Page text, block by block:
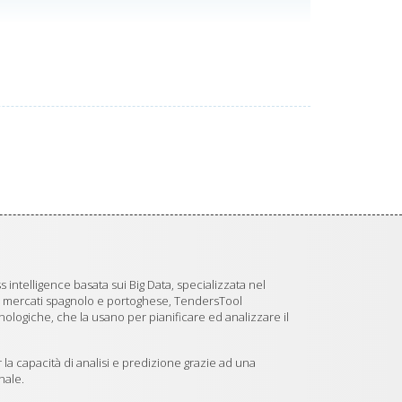
basata sui Big Data, specializzata nel
spagnolo e portoghese, TendersTool
che la usano per pianificare ed analizzare il
capacità di analisi e predizione grazie ad una